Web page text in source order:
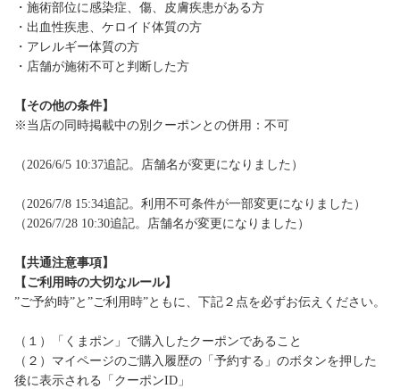
・施術部位に感染症、傷、皮膚疾患がある方
・出血性疾患、ケロイド体質の方
・アレルギー体質の方
・店舗が施術不可と判断した方
【その他の条件】
※当店の同時掲載中の別クーポンとの併用：不可
（2026/6/5 10:37追記。店舗名が変更になりました）
（2026/7/8 15:34追記。利用不可条件が一部変更になりました）
（2026/7/28 10:30追記。店舗名が変更になりました）
【共通注意事項】
【ご利用時の大切なルール】
”ご予約時”と”ご利用時”ともに、下記２点を必ずお伝えください。
（１）「くまポン」で購入したクーポンであること
（２）マイページのご購入履歴の「予約する」のボタンを押した
後に表示される「クーポンID」